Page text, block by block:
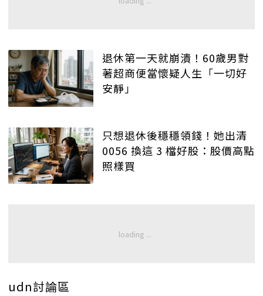
退休第一天就崩潰！60歲男對
著超商便當懷疑人生「一切好
安靜」
只想退休後穩穩領錢！她出清
0056 換這 3 檔好股：股價高點
照樣買
udn討論區